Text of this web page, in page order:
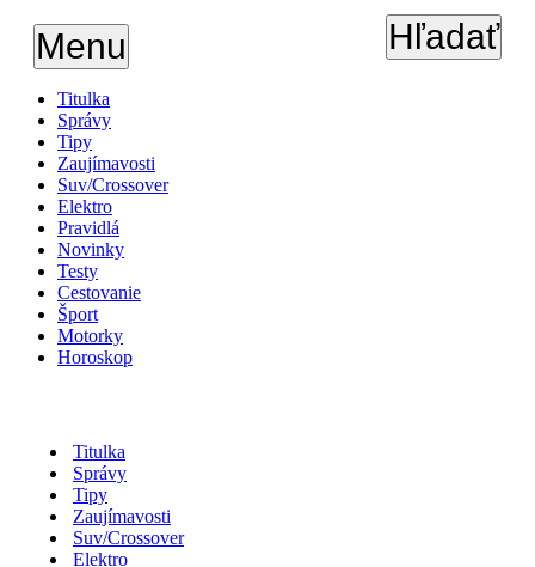
Menu Hľadať
Titulka
Správy
Tipy
Zaujímavosti
Suv/Crossover
Elektro
Pravidlá
Novinky
Testy
Cestovanie
Šport
Motorky
Horoskop
Titulka
Správy
Tipy
Zaujímavosti
Suv/Crossover
Elektro